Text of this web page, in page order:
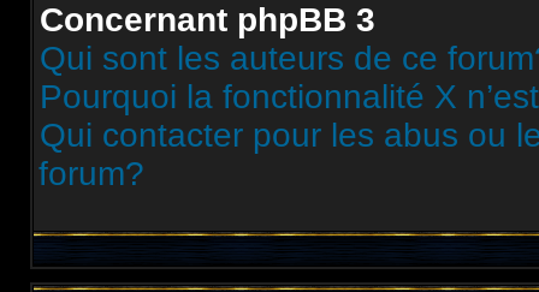
Concernant phpBB 3
Qui sont les auteurs de ce
Pourquoi la fonctionnalité X
Qui contacter pour les abus ou
forum?